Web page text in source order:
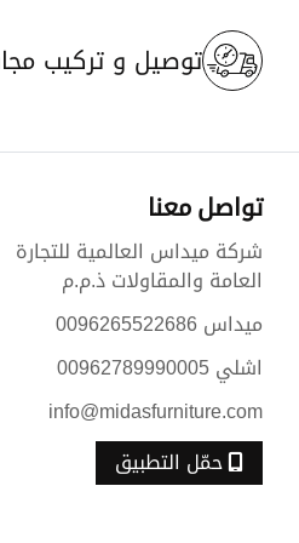
توصيل و تركيب
تواصل معنا
شركة ميداس العالمية للتجارة
العامة والمقاولات ذ.م.م
ميداس 0096265522686
اشلي 00962789990005
info@midasfurniture.com
حمّل التطبيق